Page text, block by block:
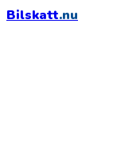
Bilskatt.nu